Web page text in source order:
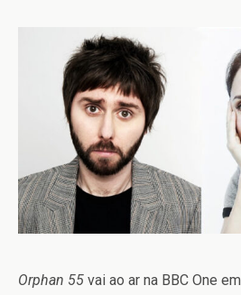
Orphan 55 vai ao ar na BBC One em